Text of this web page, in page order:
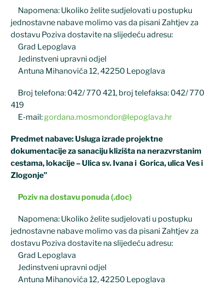
Napomena: Ukoliko želite sudjelovati u postupku
jednostavne nabave molimo vas da pisani Zahtjev za
dostavu Poziva dostavite na slijedeću adresu:
Grad Lepoglava
Jedinstveni upravni odjel
Antuna Mihanovića 12, 42250 Lepoglava
Broj telefona: 042/ 770 421, broj telefaksa: 042/ 770
419
E-mail:gordana.mosmondor@lepoglava.hr
Predmet nabave: Usluga izrade projektne
dokumentacije za sanaciju klizišta na nerazvrstanim
cestama, lokacije – Ulica sv. Ivana i Gorica, ulica Ves i
Zlogonje”
Poziv na dostavu ponuda (.doc)
Napomena: Ukoliko želite sudjelovati u postupku
jednostavne nabave molimo vas da pisani Zahtjev za
dostavu Poziva dostavite na slijedeću adresu:
Grad Lepoglava
Jedinstveni upravni odjel
Antuna Mihanovića 12, 42250 Lepoglava